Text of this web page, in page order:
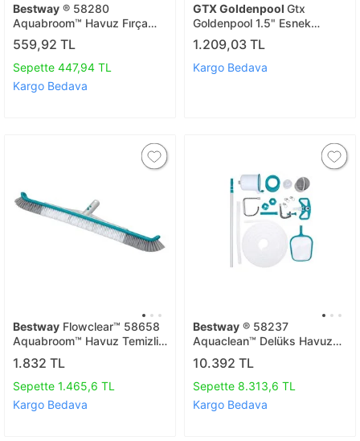
Bestway ® 58280
Aquabroom™ Havuz Fırça
Başlığı
559,92 TL
Sepette 447,94 TL
Kargo Bedava
GTX Goldenpool Gtx
Goldenpool 1.5" Esnek
Başlıklı Havuz Dip Temizlik
Süpürgesi
1.209,03 TL
Kargo Bedava
Bestway Flowclear™ 58658
Aquabroom™ Havuz Temizlik
Fırçası
1.832 TL
Sepette 1.465,6 TL
Kargo Bedava
Bestway ® 58237
Aquaclean™ Delüks Havuz
Bakım Seti - Vakum, Havuz
İçi Filtre Ve Süzgeç Ile
Birlikte
10.392 TL
Sepette 8.313,6 TL
Kargo Bedava